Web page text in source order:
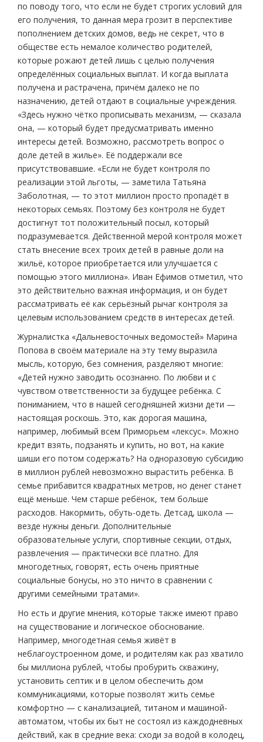
по поводу того, что если не будет строгих условий для
его получения, то данная мера грозит в перспективе
пополнением детских домов, ведь не секрет, что в
обществе есть немалое количество родителей,
которые рожают детей лишь с целью получения
определённых социальных выплат. И когда выплата
получена и растрачена, причём далеко не по
назначению, детей отдают в социальные учреждения.
«Здесь нужно чётко прописывать механизм, — сказала
она, — который будет предусматривать именно
интересы детей. Возможно, рассмотреть вопрос о
доле детей в жилье». Её поддержали все
присутствовавшие. «Если не будет контроля по
реализации этой льготы, — заметила Татьяна
Заболотная, — то этот миллион просто пропадёт в
некоторых семьях. Поэтому без контроля не будет
достигнут тот положительный посыл, который
подразумевается. Действенной мерой контроля может
стать внесение всех троих детей в равные доли на
жильё, которое приобретается или улучшается с
помощью этого миллиона». Иван Ефимов отметил, что
это действительно важная информация, и он будет
рассматривать её как серьёзный рычаг контроля за
целевым использованием средств в интересах детей.
Журналистка «Дальневосточных ведомостей» Марина
Попова в своём материале на эту тему выразила
мысль, которую, без сомнения, разделяют многие:
«Детей нужно заводить осознанно. По любви и с
чувством ответственности за будущее ребёнка. С
пониманием, что в нашей сегодняшней жизни дети —
настоящая роскошь. Это, как дорогая машина,
например, любимый всем Приморьем «лексус». Можно
кредит взять, подзанять и купить, но вот, на какие
шиши его потом содержать? На одноразовую субсидию
в миллион рублей невозможно вырастить ребёнка. В
семье прибавится квадратных метров, но денег станет
ещё меньше. Чем старше ребёнок, тем больше
расходов. Накормить, обуть-одеть. Детсад, школа —
везде нужны деньги. Дополнительные
образовательные услуги, спортивные секции, отдых,
развлечения — практически всё платно. Для
многодетных, говорят, есть очень приятные
социальные бонусы, но это ничто в сравнении с
другими семейными тратами».
Но есть и другие мнения, которые также имеют право
на существование и логическое обоснование.
Например, многодетная семья живёт в
неблагоустроенном доме, и родителям как раз хватило
бы миллиона рублей, чтобы пробурить скважину,
установить септик и в целом обеспечить дом
коммуникациями, которые позволят жить семье
комфортно — с канализацией, титаном и машиной-
автоматом, чтобы их быт не состоял из каждодневных
действий, как в средние века: сходи за водой в колодец,